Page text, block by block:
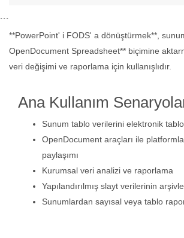
```
**PowerPoint' i FODS' a dönüştürmek**,
OpenDocument Spreadsheet** biçimine
veri değişimi ve raporlama için kullanışlıdır.
Ana Kullanım
Sunum tablo verilerini elektronik
OpenDocument araçları ile
paylaşımı
Kurumsal veri analizi ve raporlama
Yapılandırılmış slayt verilerinin
Sunumlardan sayısal veya tablo